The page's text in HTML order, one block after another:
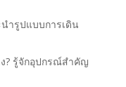
ำรูปแบบการเดิน
? รู้จักอุปกรณ์สำคัญ